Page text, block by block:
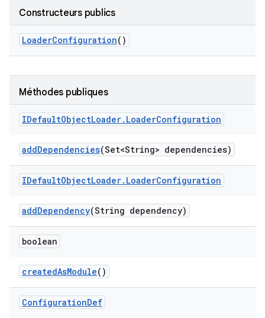
Constructeurs publics
LoaderConfiguration()
Méthodes publiques
IDefaultObjectLoader. LoaderConfiguration
addDependencies(Set<String> dependencies)
IDefaultObjectLoader. LoaderConfiguration
addDependency(String dependency)
boolean
createdAsModule()
ConfigurationDef